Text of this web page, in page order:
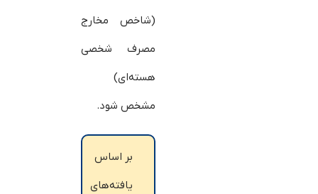
(شاخص مخارج
مصرف شخصی
هسته‌ای)
مشخص شود.
بر اساس
یافته‌های